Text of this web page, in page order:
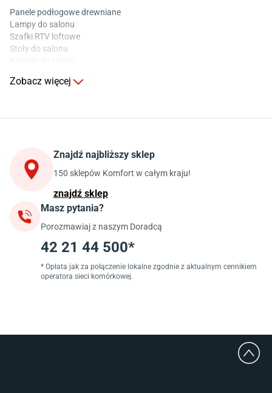
Panele podłogowe drewniane
Lampy do salonu
Szafki RTV loftowe
Stoły do salonu
Stoły do kuchni
Szafki kuchenne wiszące (górne)
Szafki pod zlewozmywak
Blaty kuchenne laminowane
Jadalnia
Stoły do jadalni
Krzesła do jadalni
Dywany szare
Lampy w stylu loftowym
Lampy wiszące do jadalni
Zobacz więcej
Znajdź najbliższy sklep
150 sklepów Komfort w całym kraju!
znajdź sklep
Masz pytania?
Porozmawiaj z naszym Doradcą
42 21 44 500*
* Opłata jak za połączenie lokalne zgodnie z aktualnym cennikiem
operatora sieci komórkowej.